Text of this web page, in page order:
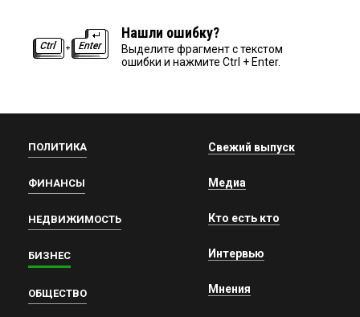
Нашли ошибку?
Выделите фрагмент с текстом
ошибки и нажмите Ctrl + Enter.
ПОЛИТИКА
ФИНАНСЫ
НЕДВИЖИМОСТЬ
БИЗНЕС
ОБЩЕСТВО
Свежий выпуск
Медиа
Кто есть кто
Интервью
Мнения